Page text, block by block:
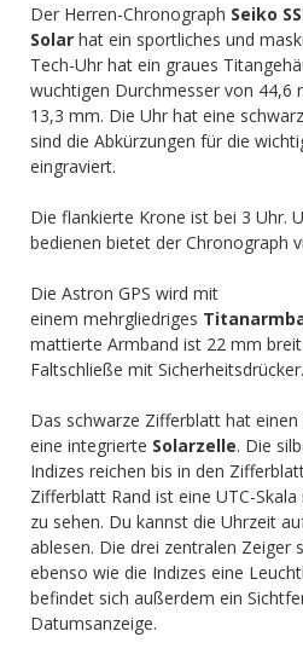
Der Herren-Chronograph Seiko
Solar hat ein sportliches und
Tech-Uhr hat ein graues
wuchtigen Durchmesser von 44,6
13,3 mm. Die Uhr hat eine
sind die Abkürzungen für die
eingraviert.
Die flankierte Krone ist bei 3 Uhr.
bedienen bietet der Chronograph
Die Astron GPS wird mit
einem mehrgliedriges Titan
mattierte Armband ist 22 mm
Faltschließe mit Sicherheitsdrücker.
Das schwarze Zifferblatt hat
eine integrierte Solarzelle. Die
Indizes reichen bis in den
Zifferblatt Rand ist eine UTC-
zu sehen. Du kannst die Uhrzeit
ablesen. Die drei zentralen Zeiger
ebenso wie die Indizes eine
befindet sich außerdem ein
Datumsanzeige.